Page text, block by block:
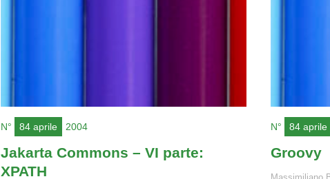
N° 84 aprile 2004
Jakarta Commons – VI parte:
XPATH
N° 84 aprile
Groovy